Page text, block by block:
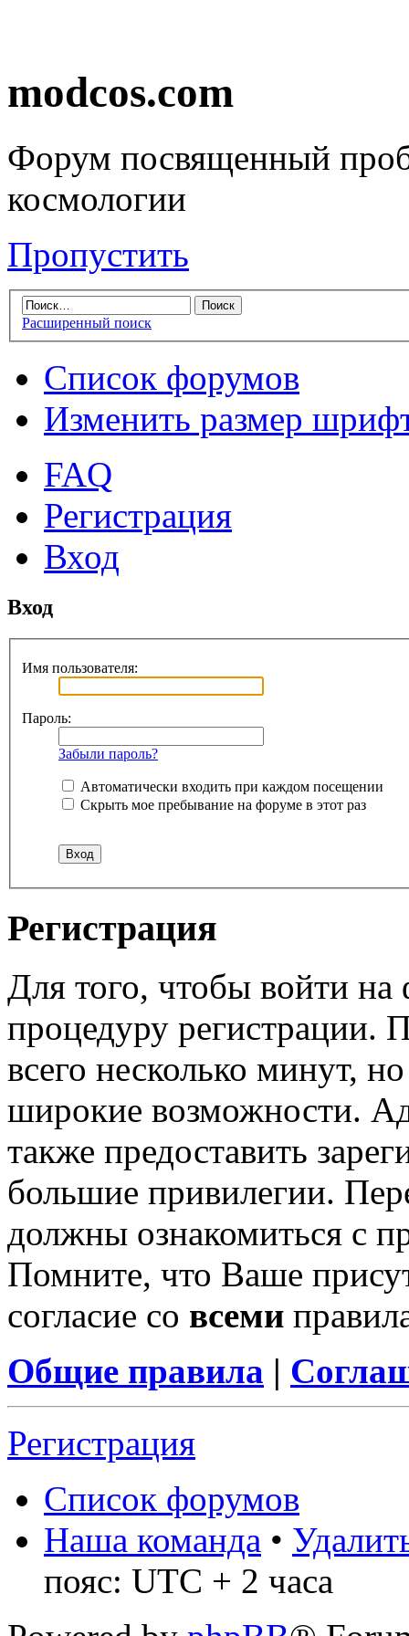
modcos.com
Форум посвященный
космологии
Пропустить
Расширенный поиск
Список форумов
Изменить размер
FAQ
Регистрация
Вход
Вход
Имя пользователя:
Пароль:
Забыли пароль?
Автоматически входить при каждом посещении
Скрыть мое пребывание на форуме в этот раз
Регистрация
Для того, чтобы войти
процедуру регистрации.
всего несколько минут,
широкие возможности.
также предоставить
большие привилегии.
должны ознакомиться с
Помните, что Ваше
согласие со всеми
Общие правила |
Регистрация
Список форумов
Наша команда •
пояс: UTC + 2 часа